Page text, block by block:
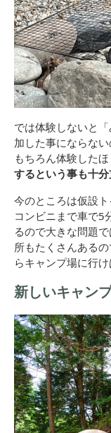
では体験しないと
加した事にならな
もちろん体験した
するという事も十
今のところは仮設
コンビニまで車で5
るので大きな問題
所もたくさんある
らキャンプ場に行け
新しいキャン